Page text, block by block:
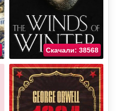
Скачали: 38568